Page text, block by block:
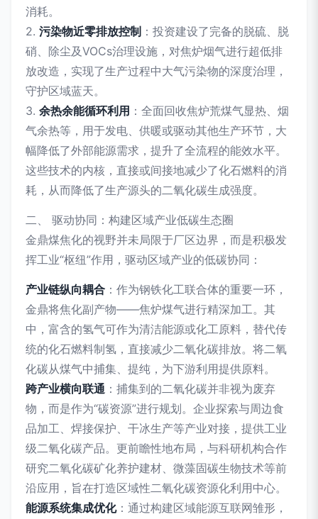
消耗。
2. 污染物近零排放控制 ：投资建设了完备的脱硫、脱
硝、除尘及VOCs治理设施，对焦炉烟气进行超低排
放改造，实现了生产过程中大气污染物的深度治理，
守护区域蓝天。
3. 余热余能循环利用 ：全面回收焦炉荒煤气显热、烟
气余热等，用于发电、供暖或驱动其他生产环节，大
幅降低了外部能源需求，提升了全流程的能效水平。
这些技术的内核，直接或间接地减少了化石燃料的消
耗，从而降低了生产源头的二氧化碳生成强度。
二、 驱动协同：构建区域产业低碳生态圈
金鼎煤焦化的视野并未局限于厂区边界，而是积极发
挥工业“枢纽”作用，驱动区域产业的低碳协同：
产业链纵向耦合 ：作为钢铁化工联合体的重要一环，
金鼎将焦化副产物——焦炉煤气进行精深加工。其
中，富含的氢气可作为清洁能源或化工原料，替代传
统的化石燃料制氢，直接减少二氧化碳排放。将二氧
化碳从煤气中捕集、提纯，为下游利用提供原料。
跨产业横向联通 ：捕集到的二氧化碳并非视为废弃
物，而是作为“碳资源”进行规划。企业探索与周边食
品加工、焊接保护、干冰生产等产业对接，提供工业
级二氧化碳产品。更前瞻性地布局，与科研机构合作
研究二氧化碳矿化养护建材、微藻固碳生物技术等前
沿应用，旨在打造区域性二氧化碳资源化利用中心。
能源系统集成优化：通过构建区域能源互联网雏形，